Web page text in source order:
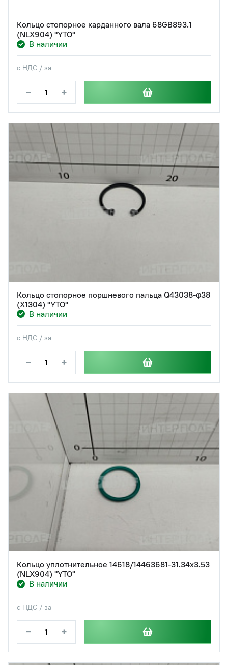
Кольцо стопорное карданного вала 68GB893.1
(NLX904) "YTO"
В наличии
с НДС / за
− +
Кольцо стопорное поршневого пальца Q43038-φ38
(X1304) "YTO"
В наличии
с НДС / за
− +
Кольцо уплотнительное 14618/14463681-31.34х3.53
(NLX904) "YTO"
В наличии
с НДС / за
− +